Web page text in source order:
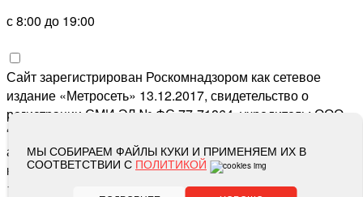
с 8:00 до 19:00
Сайт зарегистрирован Роскомнадзором как сетевое
издание «Метросеть» 13.12.2017, свидетельство о
регистрации СМИ ЭЛ № ФС 77-71864, учредитель: ООО
“Метросеть“, главный редактор: Ермошин С.Н.,
адрес электронной почты редакции:editor@metro-set.ru
номер телефона редакции:(3466) 67-89-11
16+
МЫ СОБИРАЕМ ФАЙЛЫ КУКИ И ПРИМЕНЯЕМ ИХ В
СООТВЕТСТВИИ С ПОЛИТИКОЙ